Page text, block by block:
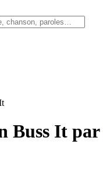
Buss It par